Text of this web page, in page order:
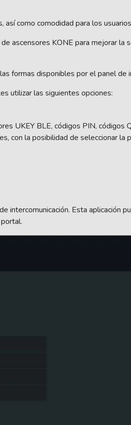
como comodidad para los
ascensores KONE para mejorar la
formas disponibles por el panel de
utilizar las siguientes opciones:
UKEY BLE, códigos PIN, códigos
con la posibilidad de seleccionar la
intercomunicación. Esta aplicación